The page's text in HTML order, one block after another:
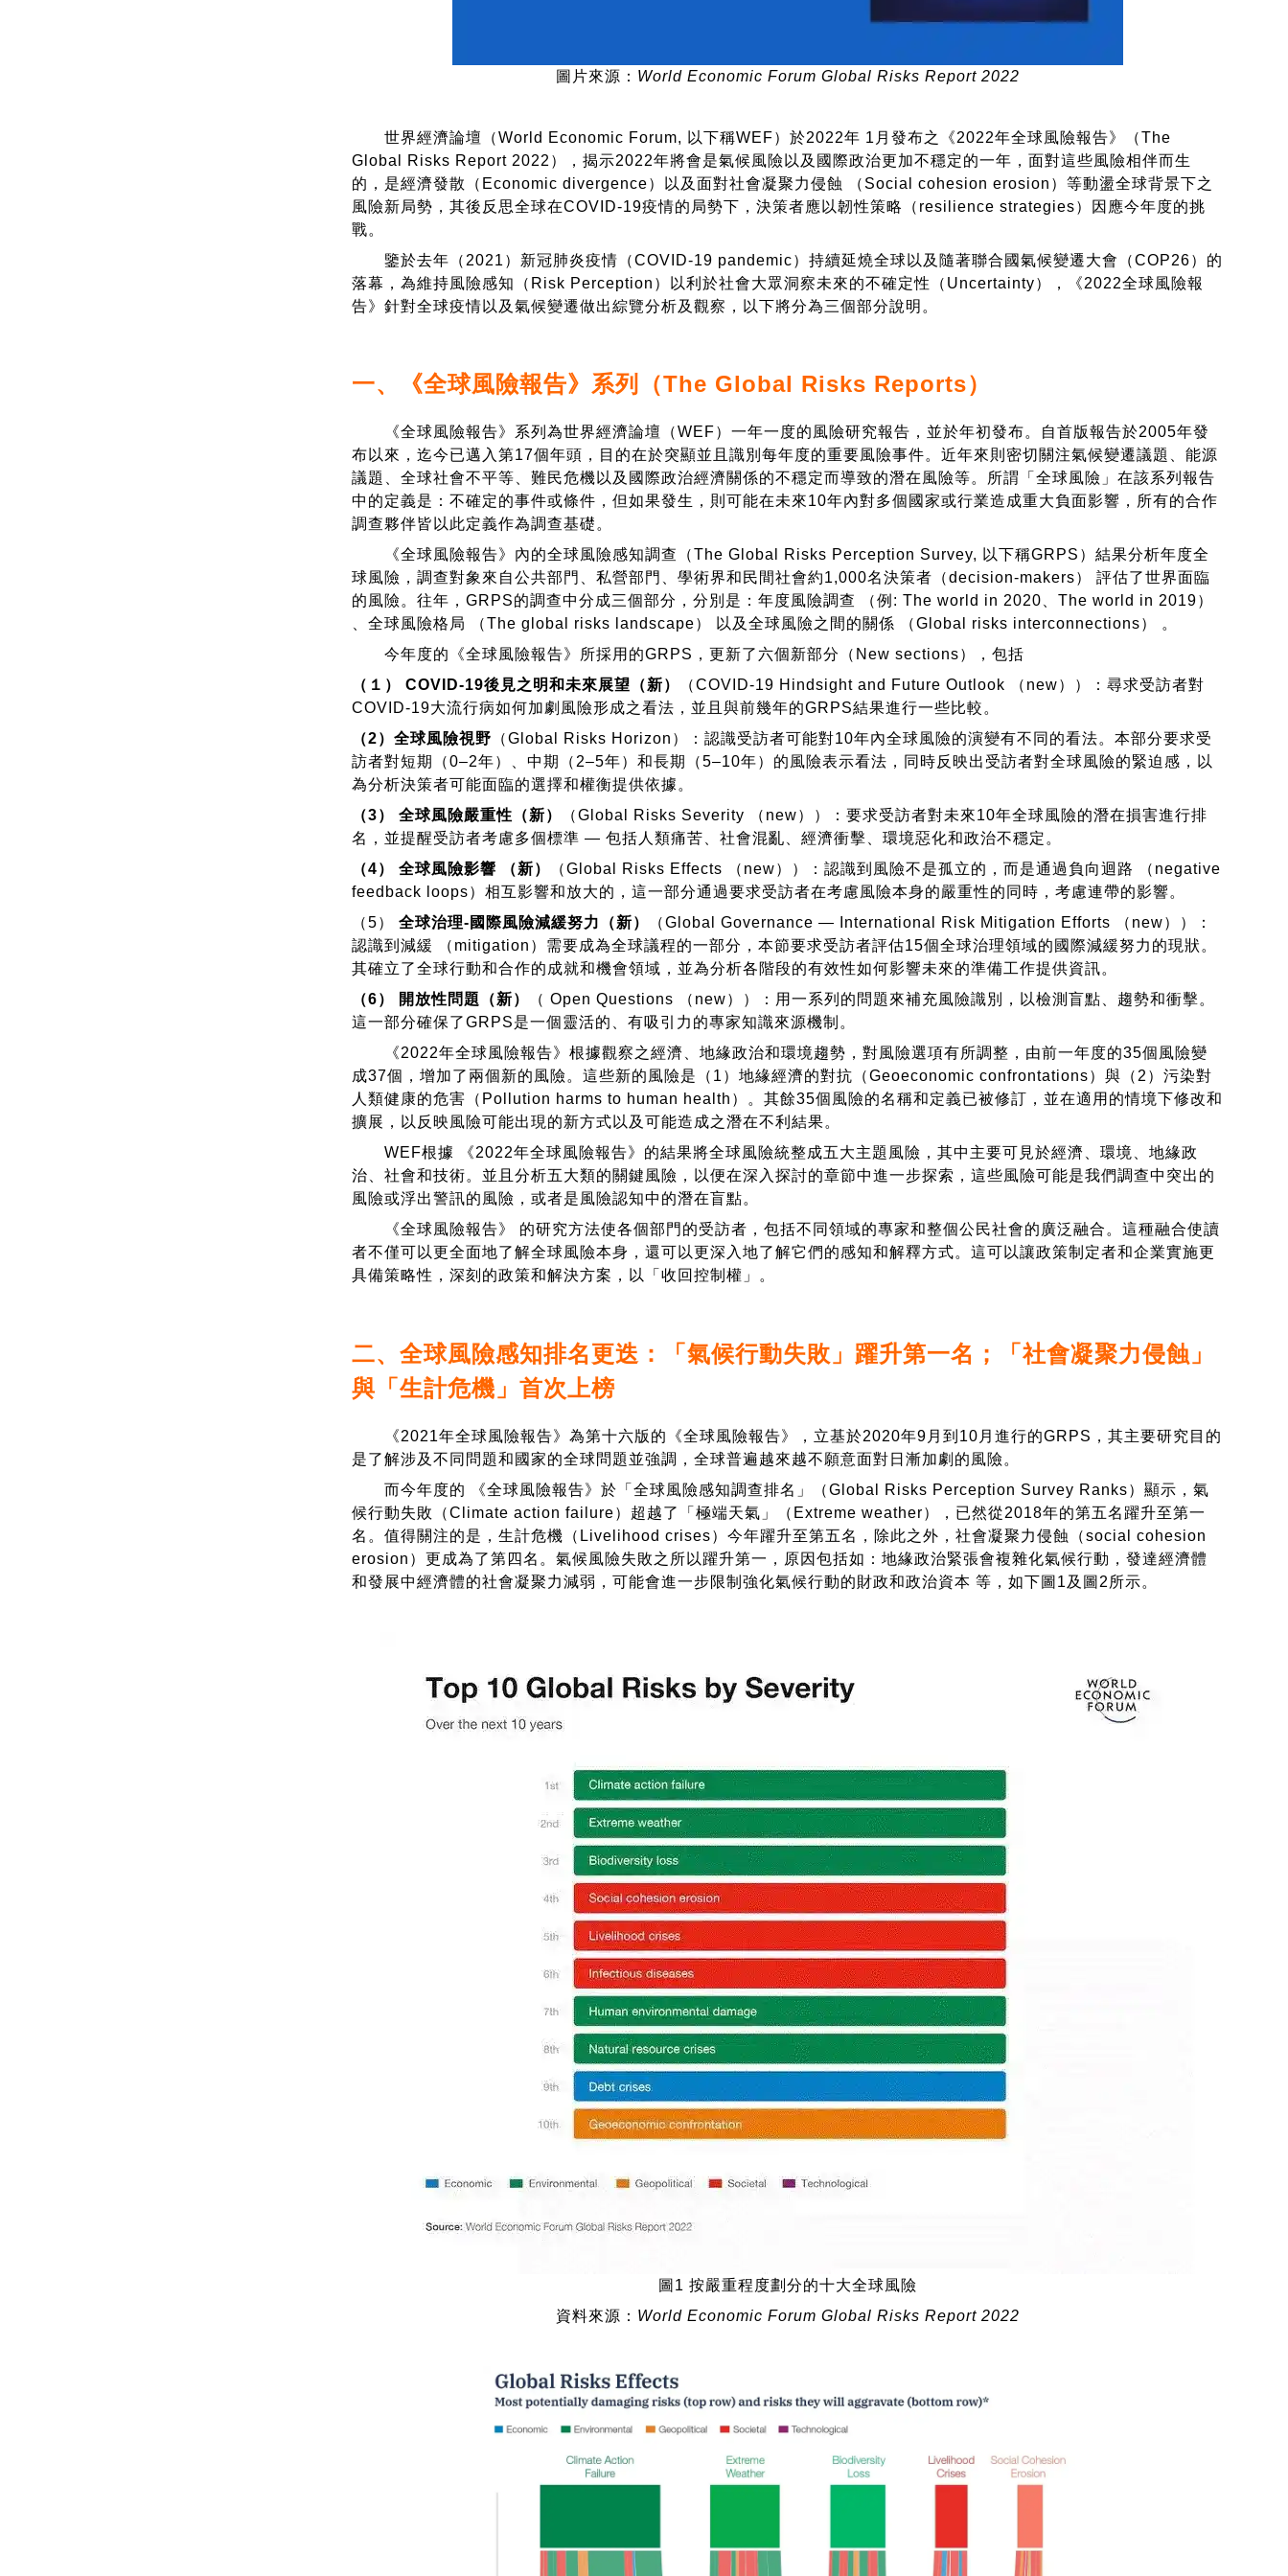
圖片來源： World Economic Forum Global Risks Report 2022
世界經濟論壇（World Economic Forum, 以下稱WEF）於2022年 1月發布之《2022年全球風險報告》（The
Global Risks Report 2022），揭示2022年將會是氣候風險以及國際政治更加不穩定的一年，面對這些風險相伴而生
的，是經濟發散（Economic divergence）以及面對社會凝聚力侵蝕 （Social cohesion erosion）等動盪全球背景下之
風險新局勢，其後反思全球在COVID-19疫情的局勢下，決策者應以韌性策略（resilience strategies）因應今年度的挑
戰。
鑒於去年（2021）新冠肺炎疫情（COVID-19 pandemic）持續延燒全球以及隨著聯合國氣候變遷大會（COP26）的
落幕，為維持風險感知（Risk Perception）以利於社會大眾洞察未來的不確定性（Uncertainty），《2022全球風險報
告》針對全球疫情以及氣候變遷做出綜覽分析及觀察，以下將分為三個部分說明。
一、《全球風險報告》系列（The Global Risks Reports）
《全球風險報告》系列為世界經濟論壇（WEF）一年一度的風險研究報告，並於年初發布。自首版報告於2005年發
布以來，迄今已邁入第17個年頭，目的在於突顯並且識別每年度的重要風險事件。近年來則密切關注氣候變遷議題、能源
議題、全球社會不平等、難民危機以及國際政治經濟關係的不穩定而導致的潛在風險等。所謂「全球風險」在該系列報告
中的定義是：不確定的事件或條件，但如果發生，則可能在未來10年內對多個國家或行業造成重大負面影響，所有的合作
調查夥伴皆以此定義作為調查基礎。
《全球風險報告》內的全球風險感知調查（The Global Risks Perception Survey, 以下稱GRPS）結果分析年度全
球風險，調查對象來自公共部門、私營部門、學術界和民間社會約1,000名決策者（decision-makers） 評估了世界面臨
的風險。往年，GRPS的調查中分成三個部分，分別是：年度風險調查 （例: The world in 2020、The world in 2019）
、全球風險格局 （The global risks landscape） 以及全球風險之間的關係 （Global risks interconnections） 。
今年度的《全球風險報告》所採用的GRPS，更新了六個新部分（New sections），包括
（１） COVID-19後見之明和未來展望（新）
（COVID-19 Hindsight and Future Outlook （new））：尋求受訪者對
COVID-19大流行病如何加劇風險形成之看法，並且與前幾年的GRPS結果進行一些比較。
（2）全球風險視野 （Global Risks Horizon）：認識受訪者可能對10年內全球風險的演變有不同的看法。本部分要求受
訪者對短期（0–2年）、中期（2–5年）和長期（5–10年）的風險表示看法，同時反映出受訪者對全球風險的緊迫感，以
為分析決策者可能面臨的選擇和權衡提供依據。
（3） 全球風險嚴重性（新）
（Global Risks Severity （new））：要求受訪者對未來10年全球風險的潛在損害進行排
名，並提醒受訪者考慮多個標準 — 包括人類痛苦、社會混亂、經濟衝擊、環境惡化和政治不穩定。
（4） 全球風險影響 （新）
（Global Risks Effects （new））：認識到風險不是孤立的，而是通過負向迴路 （negative
feedback loops）相互影響和放大的，這一部分通過要求受訪者在考慮風險本身的嚴重性的同時，考慮連帶的影響。
（5）全球治理-國際風險減緩努力（新）
（Global Governance — International Risk Mitigation Efforts （new））：
認識到減緩 （mitigation）需要成為全球議程的一部分，本節要求受訪者評估15個全球治理領域的國際減緩努力的現狀。
其確立了全球行動和合作的成就和機會領域，並為分析各階段的有效性如何影響未來的準備工作提供資訊。
（6） 開放性問題（新）
（ Open Questions （new））：用一系列的問題來補充風險識別，以檢測盲點、趨勢和衝擊。
這一部分確保了GRPS是一個靈活的、有吸引力的專家知識來源機制。
《2022年全球風險報告》根據觀察之經濟、地緣政治和環境趨勢，對風險選項有所調整，由前一年度的35個風險變
成37個，增加了兩個新的風險。這些新的風險是（1）地緣經濟的對抗（Geoeconomic confrontations）與（2）污染對
人類健康的危害（Pollution harms to human health）。其餘35個風險的名稱和定義已被修訂，並在適用的情境下修改和
擴展，以反映風險可能出現的新方式以及可能造成之潛在不利結果。
WEF根據 《2022年全球風險報告》的結果將全球風險統整成五大主題風險，其中主要可見於經濟、環境、地緣政
治、社會和技術。並且分析五大類的關鍵風險，以便在深入探討的章節中進一步探索，這些風險可能是我們調查中突出的
風險或浮出警訊的風險，或者是風險認知中的潛在盲點。
《全球風險報告》 的研究方法使各個部門的受訪者，包括不同領域的專家和整個公民社會的廣泛融合。這種融合使讀
者不僅可以更全面地了解全球風險本身，還可以更深入地了解它們的感知和解釋方式。這可以讓政策制定者和企業實施更
具備策略性，深刻的政策和解決方案，以「收回控制權」。
二、全球風險感知排名更迭：「氣候行動失敗」躍升第一名；「社會凝聚力侵蝕」
與「生計危機」首次上榜
《2021年全球風險報告》為第十六版的《全球風險報告》，立基於2020年9月到10月進行的GRPS，其主要研究目的
是了解涉及不同問題和國家的全球問題並強調，全球普遍越來越不願意面對日漸加劇的風險。
而今年度的
《全球風險報告》於「全球風險感知調查排名」（Global Risks Perception Survey Ranks）顯示，氣
候行動失敗（Climate action failure）超越了「極端天氣」（Extreme weather），已然從2018年的第五名躍升至第一
名。值得關注的是，生計危機（Livelihood crises）今年躍升至第五名，除此之外，社會凝聚力侵蝕（social cohesion
erosion）更成為了第四名。氣候風險失敗之所以躍升第一，原因包括如：地緣政治緊張會複雜化氣候行動，發達經濟體
和發展中經濟體的社會凝聚力減弱，可能會進一步限制強化氣候行動的財政和政治資本 等，如下圖1及圖2所示。
圖1 按嚴重程度劃分的十大全球風險
資料來源： World Economic Forum Global Risks Report 2022